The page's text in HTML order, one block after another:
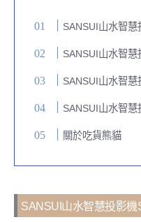
SANSUI山水智
SANSUI山水智
SANSUI山水智
SANSUI山水智
關於吃貨熊貓
SANSUI山水智慧投影機